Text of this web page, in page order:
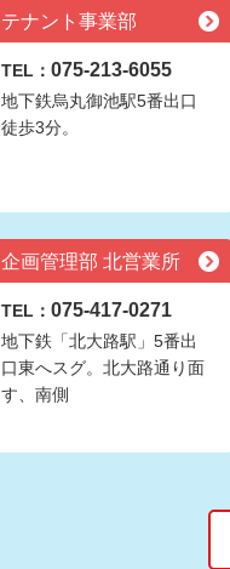
テナント事業部
TEL： 075-213-6055
地下鉄烏丸御池駅5番出口
徒歩3分。
企画管理部 北営業所
TEL： 075-417-0271
地下鉄「北大路駅」5番出
口東へスグ。北大路通り面
す、南側